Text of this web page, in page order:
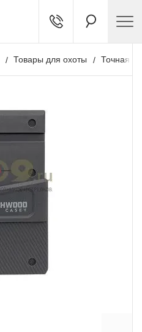
Товары для охоты Точная